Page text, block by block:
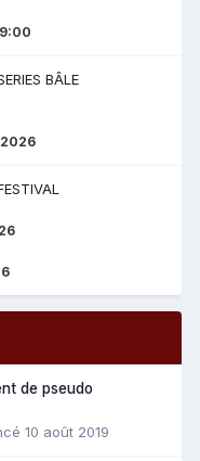
BÂLE
de pseudo
10 août 2019